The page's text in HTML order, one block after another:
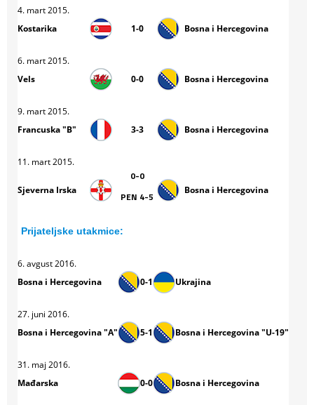
4. mart 2015.
Kostarika
1-0 Bosna i Hercegovina
6. mart 2015.
Vels
0-0 Bosna i Hercegovina
9. mart 2015.
Francuska "B"
3-3 Bosna i Hercegovina
11. mart 2015.
Sjeverna Irska
0-0
PEN 4-5
Bosna i Hercegovina
Prijateljske utakmice:
6. avgust 2016.
Bosna i Hercegovina
0-1 Ukrajina
27. juni 2016.
Bosna i Hercegovina "A"
5-1 Bosna i Hercegovina "U-19"
31. maj 2016.
Mađarska
0-0 Bosna i Hercegovina